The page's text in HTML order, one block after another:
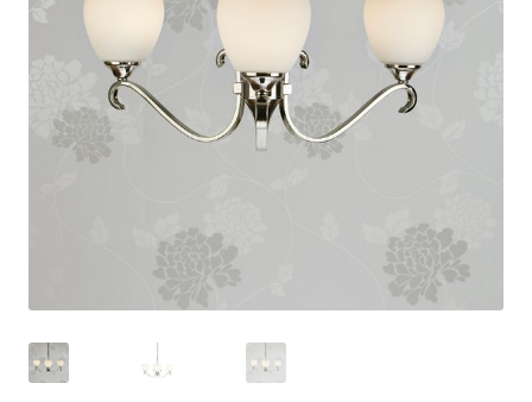
Polityka prywatności
Polityka rabatowa
Regulamin